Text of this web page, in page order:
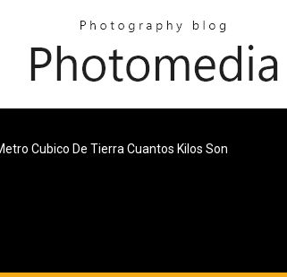
Cubico De Tierra Cuantos Kilos Son